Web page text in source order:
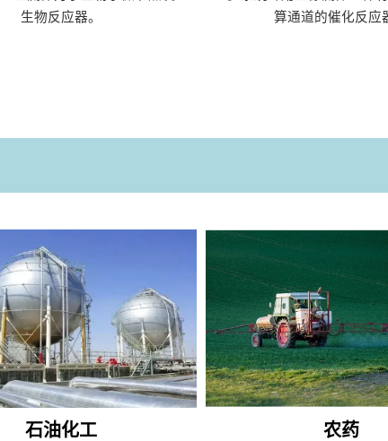
生物反应器。
算通道的催化反应
石油化工 农药